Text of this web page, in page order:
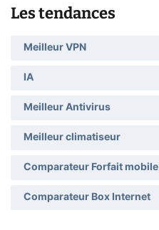
Les tendances
Meilleur VPN
IA
Meilleur Antivirus
Meilleur climatiseur
Comparateur Forfait mobile
Comparateur Box Internet